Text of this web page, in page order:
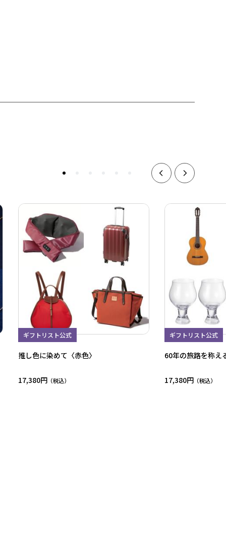
ギフトリスト公式
推し色に染めて〈赤色〉
17,380円
ギフトリスト公式
60年の旅路を称え
17,380円